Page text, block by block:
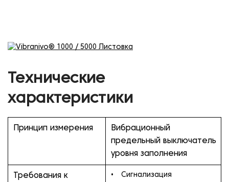
Технические
характеристики
Принцип измерения
Вибрационный
предельный выключатель
уровня заполнения
Требования к
Сигнализация